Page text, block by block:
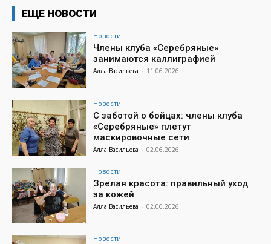
ЕЩЕ НОВОСТИ
Новости
Члены клуба «Серебряные»
занимаются каллиграфией
Алла Васильева - 11.06.2026
Новости
С заботой о бойцах: члены клуба
«Серебряные» плетут
маскировочные сети
Алла Васильева - 02.06.2026
Новости
Зрелая красота: правильный уход
за кожей
Алла Васильева - 02.06.2026
Новости